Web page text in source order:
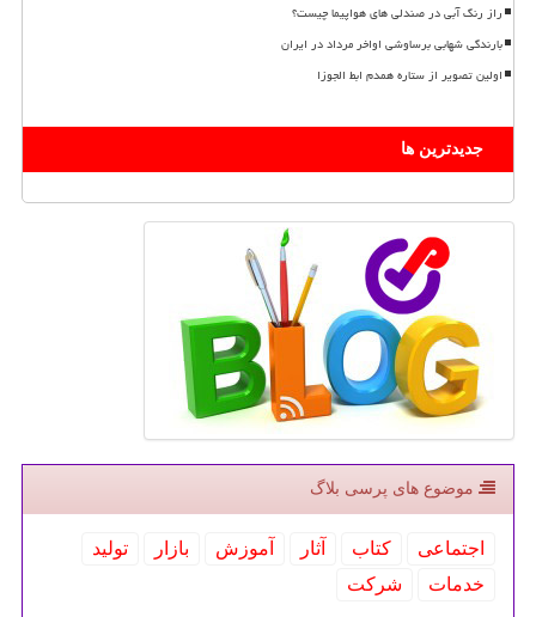
راز رنگ آبی در صندلی های هواپیما چیست؟
بارندگی شهابی برساوشی اواخر مرداد در ایران
اولین تصویر از ستاره همدم ابط الجوزا
جدیدترین ها
موضوع های پرسی بلاگ
اجتماعی كتاب آثار آموزش بازار
تولید
خدمات
شركت